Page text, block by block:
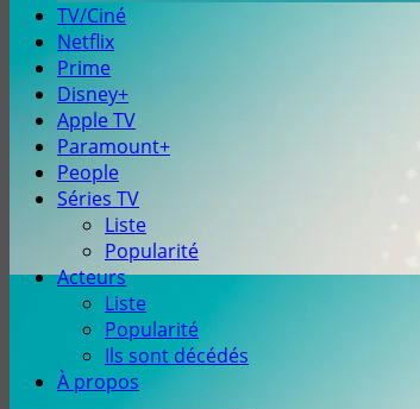
TV/Ciné
Netflix
Prime
Disney+
Apple TV
Paramount+
People
Séries TV
Liste
Popularité
Acteurs
Liste
Popularité
Ils sont décédés
À propos